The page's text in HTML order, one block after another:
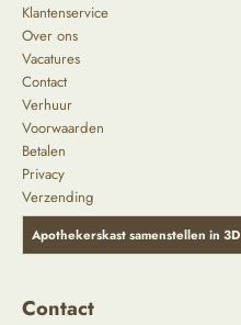
Klantenservice
Over ons
Vacatures
Contact
Verhuur
Voorwaarden
Betalen
Privacy
Verzending
Apothekerskast samenstellen in 3D
Contact